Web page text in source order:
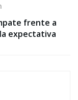
frente a
expectativa